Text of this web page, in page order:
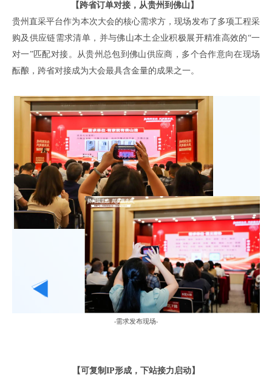
【跨省订单对接 ， 从贵州到佛山】
贵州直采平台作为本次大会的核心需求方，现场发布了多项工程采
购及供应链需求清单， 并与佛山本土企业积极展开精准高效的“一
对一”匹配对接。从贵州总包到佛山供应商，多个合作意向在现场
酝酿 ，跨省对接成为大会最具含金量的成果之一。
-需求发布现场-
【可复制 IP形成，下站接力启动】